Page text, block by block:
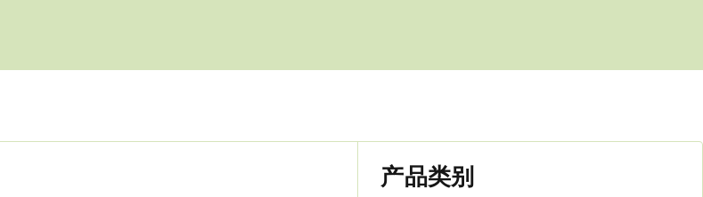
产品类别